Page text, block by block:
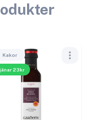
23kr
Kakor